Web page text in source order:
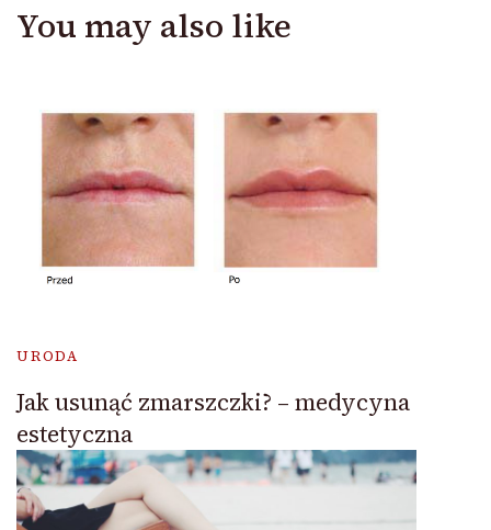
You may also like
URODA
Jak usunąć zmarszczki? – medycyna
estetyczna